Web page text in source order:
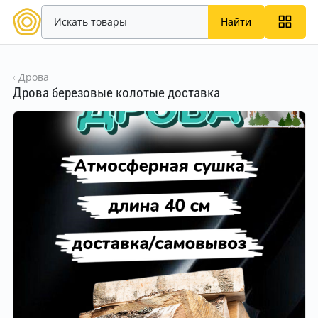
Найти
Дрова
Дрова березовые колотые доставка